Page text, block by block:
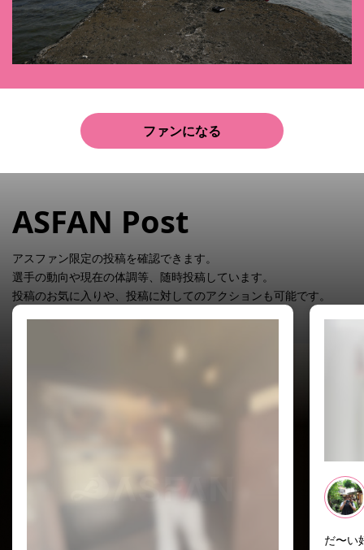
ファンになる
ASFAN Post
アスファン限定の投稿を確認できます。
選手の動向や現在の体調等、随時投稿しています。
投稿のお気に入りや、投稿に対してのアクションも可能です。
だ〜い